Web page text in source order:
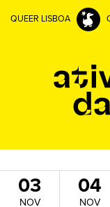
QUEER LISBOA
03
NOV
04
NOV